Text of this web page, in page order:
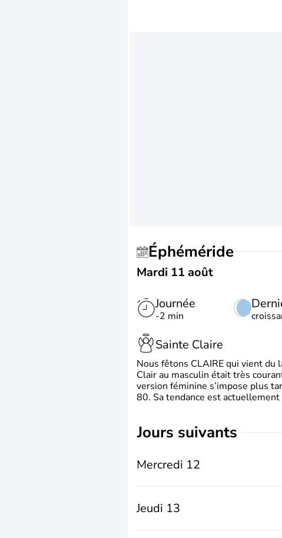
Éphéméride
Mardi 11 août
Journée
-2 min
Sainte Claire
Nous fêtons CLAIRE qui vient du
Clair au masculin était très
version féminine s’impose plus
80. Sa tendance est actuellement
jours suivants
Mercredi 12
Jeudi 13